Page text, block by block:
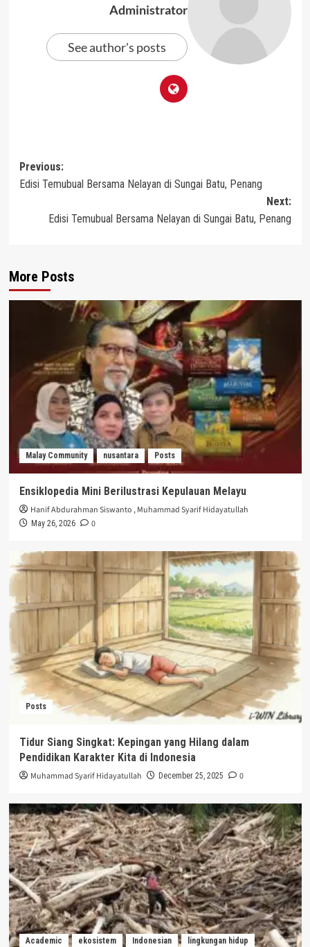
Administrator
See author's posts
Post
navigation
Previous:
Edisi Temubual Bersama Nelayan di Sungai Batu, Penang
Next:
Edisi Temubual Bersama Nelayan di Sungai Batu, Penang
More Posts
Malay Community nusantara Posts
Ensiklopedia Mini Berilustrasi Kepulauan Melayu
Hanif Abdurahman Siswanto ,Muhammad Syarif Hidayatullah
May 26, 2026 0
Posts
Tidur Siang Singkat: Kepingan yang Hilang dalam
Pendidikan Karakter Kita di Indonesia
Muhammad Syarif Hidayatullah December 25, 2025 0
Academic ekosistem Indonesian
lingkungan hidup